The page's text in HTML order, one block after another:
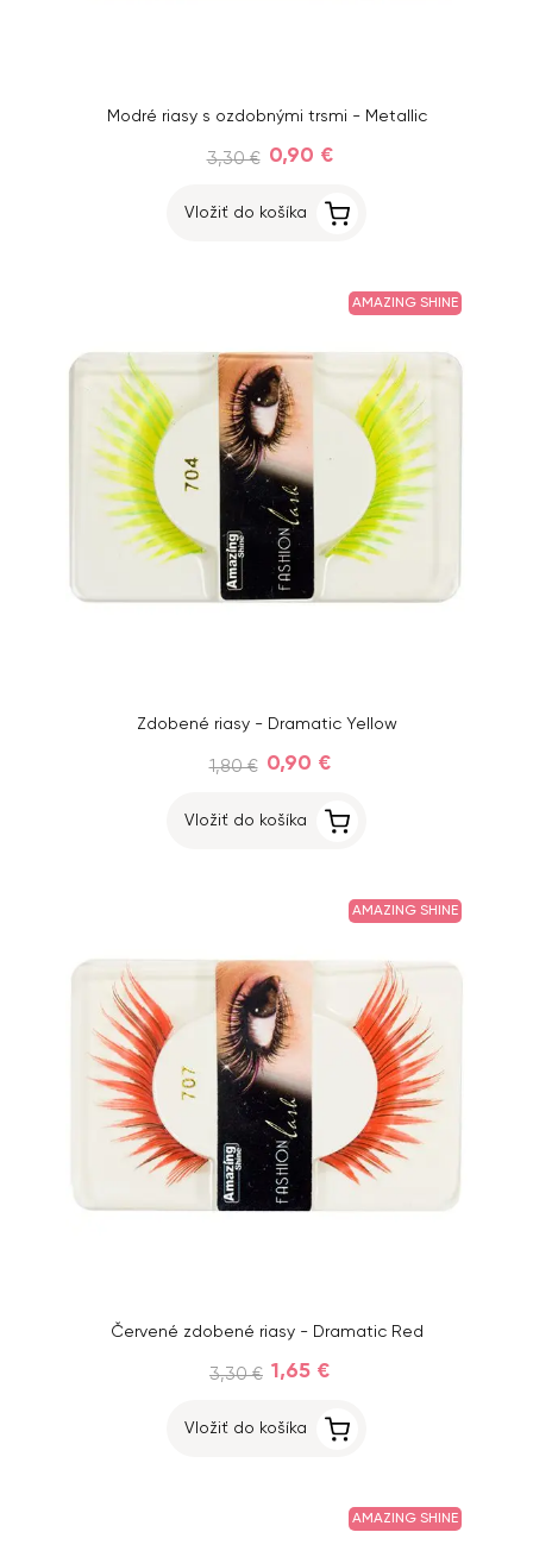
Modré riasy s ozdobnými trsmi - Metallic
3,30 € 0,90 €
Vložiť do košíka
AMAZING SHINE
Zdobené riasy - Dramatic Yellow
1,80 € 0,90 €
Vložiť do košíka
AMAZING SHINE
Červené zdobené riasy - Dramatic Red
3,30 € 1,65 €
Vložiť do košíka
AMAZING SHINE